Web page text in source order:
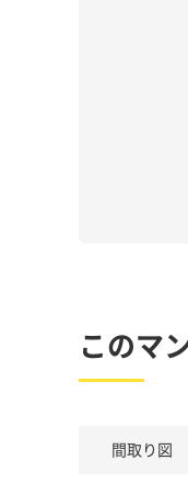
このマ
間取り図